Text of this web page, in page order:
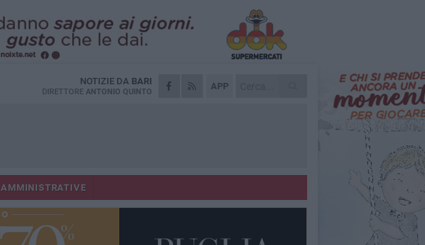
APP
NOTIZIE DA BARI
DIRETTORE ANTONIO QUINTO
AMMINISTRATIVE